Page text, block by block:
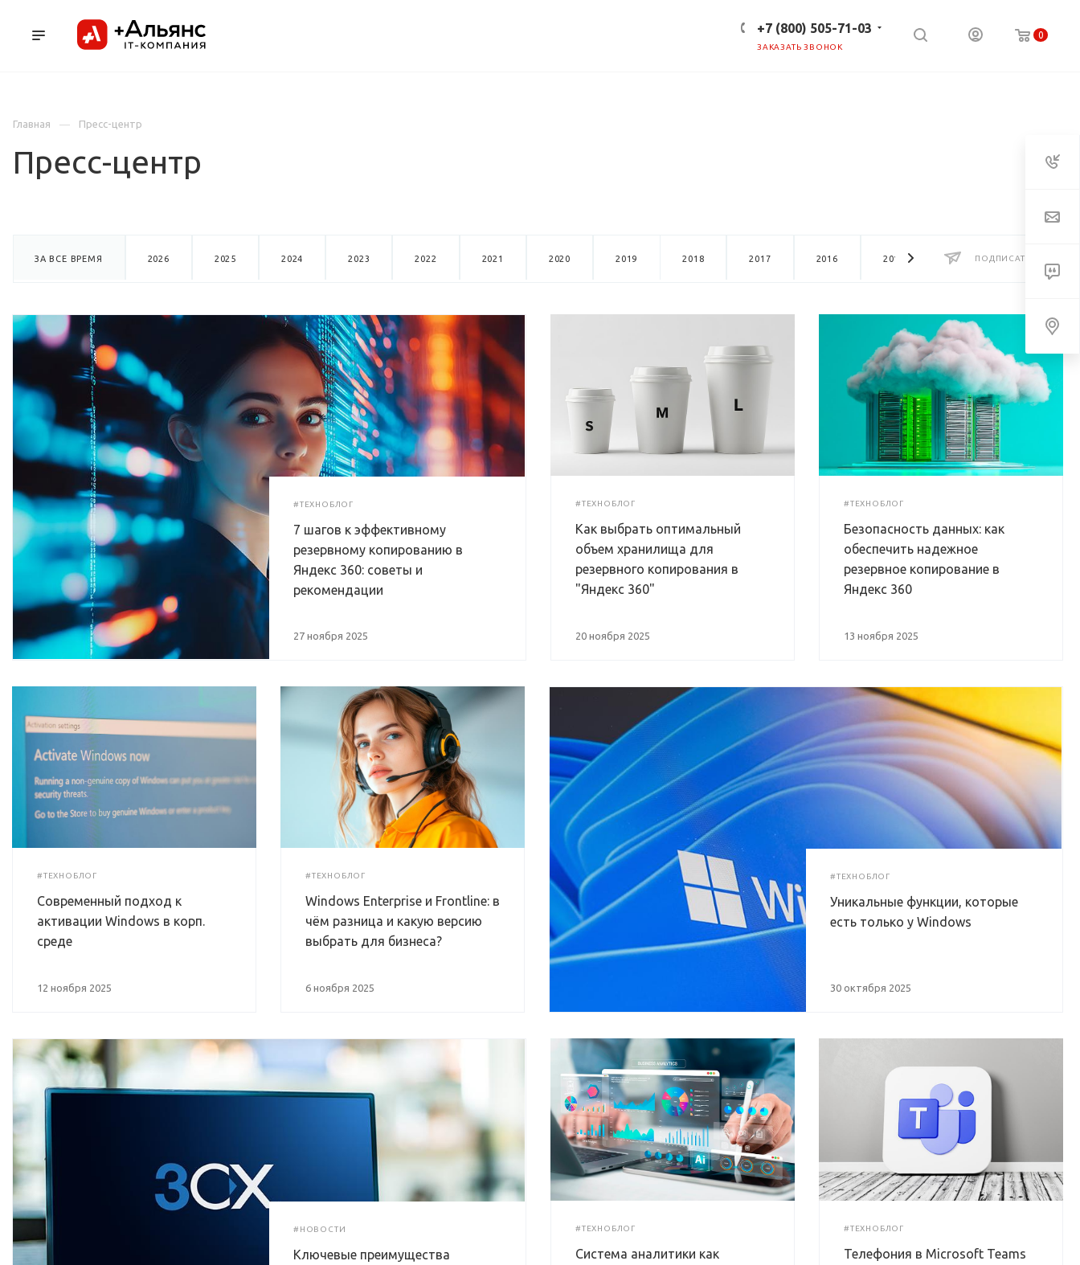
0
+7 (800) 505-71-03
ЗАКАЗАТЬ ЗВОНОК
Главная
Пресс-центр
Пресс-центр
ПОДПИСАТЬСЯ
ЗА ВСЕ ВРЕМЯ 2026 2025 2024 2023 2022 2021 2020 2019 2018 2017 2016 2015 2014 2013
#ТЕХНОБЛОГ
7 шагов к эффективному
резервному копированию в
Яндекс 360: советы и
рекомендации
27 ноября 2025
#ТЕХНОБЛОГ
Как выбрать оптимальный
объем хранилища для
резервного копирования в
"Яндекс 360"
20 ноября 2025
#ТЕХНОБЛОГ
Безопасность данных: как
обеспечить надежное
резервное копирование в
Яндекс 360
13 ноября 2025
#ТЕХНОБЛОГ
Современный подход к
активации Windows в корп.
среде
12 ноября 2025
#ТЕХНОБЛОГ
Windows Enterprise и Frontline: в
чём разница и какую версию
выбрать для бизнеса?
6 ноября 2025
#ТЕХНОБЛОГ
Уникальные функции, которые
есть только у Windows
30 октября 2025
#НОВОСТИ
Ключевые преимущества
#ТЕХНОБЛОГ
Система аналитики как
#ТЕХНОБЛОГ
Телефония в Microsoft Teams